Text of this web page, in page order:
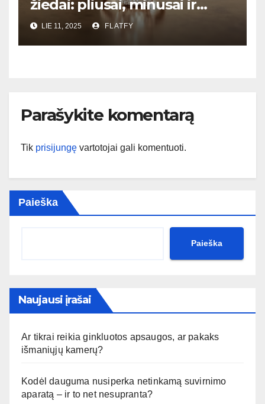
žiedai: pliusai, minusai ir
kaina
LIE 11, 2025 FLATFY
Parašykite komentarą
Tik prisijungę vartotojai gali komentuoti.
Paieška
Paieška
Naujausi įrašai
Ar tikrai reikia ginkluotos apsaugos, ar pakaks
išmaniųjų kamerų?
Kodėl dauguma nusiperka netinkamą suvirnimo
aparatą – ir to net nesupranta?